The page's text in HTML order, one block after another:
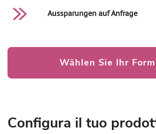
Aussparungen auf Anfrage
Wählen Sie Ihr
Configura il tuo